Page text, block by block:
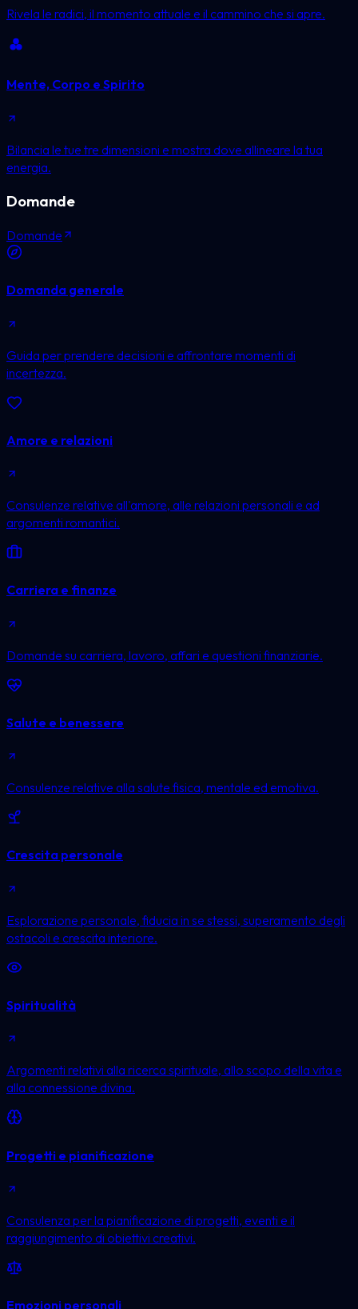
Rivela le radici, il momento attuale e il cammino che si apre.
Mente, Corpo e Spirito
Bilancia le tue tre dimensioni e mostra dove allineare la tua
energia.
Domande
Domande
Domanda generale
Guida per prendere decisioni e affrontare momenti di
incertezza.
Amore e relazioni
Consulenze relative all'amore, alle relazioni personali e ad
argomenti romantici.
Carriera e finanze
Domande su carriera, lavoro, affari e questioni finanziarie.
Salute e benessere
Consulenze relative alla salute fisica, mentale ed emotiva.
Crescita personale
Esplorazione personale, fiducia in se stessi, superamento degli
ostacoli e crescita interiore.
Spiritualità
Argomenti relativi alla ricerca spirituale, allo scopo della vita e
alla connessione divina.
Progetti e pianificazione
Consulenza per la pianificazione di progetti, eventi e il
raggiungimento di obiettivi creativi.
Emozioni personali